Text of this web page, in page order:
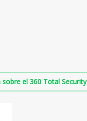
el 360 Total Security